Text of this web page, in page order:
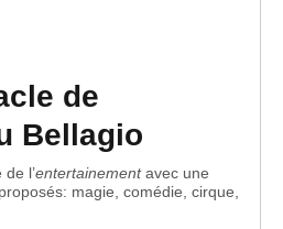
de
Bellagio
l’entertainementavec une
magie, comédie, cirque,